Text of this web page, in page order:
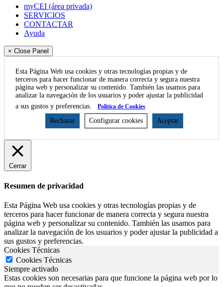
myCEI (área privada)
SERVICIOS
CONTACTAR
Ayuda
× Close Panel
Esta Página Web usa cookies y otras tecnologías propias y de
terceros para hacer funcionar de manera correcta y segura nuestra
página web y personalizar su contenido. También las usamos para
analizar la navegación de los usuarios y poder ajustar la publicidad
a sus gustos y preferencias.
Política de Cookies
Rechazar Configurar cookies Aceptar
Cerrar
Resumen de privacidad
Esta Página Web usa cookies y otras tecnologías propias y de
terceros para hacer funcionar de manera correcta y segura nuestra
página web y personalizar su contenido. También las usamos para
analizar la navegación de los usuarios y poder ajustar la publicidad a
sus gustos y preferencias.
Cookies Técnicas
Cookies Técnicas
Siempre activado
Estas cookies son necesarias para que funcione la página web por lo